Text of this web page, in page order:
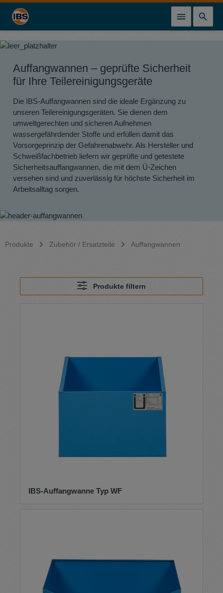
springen
Auffangwannen – geprüfte Sicherheit
für Ihre Teilereinigungsgeräte
Die IBS-Auffangwannen sind die ideale Ergänzung zu
unseren Teilereinigungsgeräten. Sie dienen dem
umweltgerechten und sicheren Aufnehmen
wassergefährdender Stoffe und erfüllen damit das
Vorsorgeprinzip der Gefahrenabwehr. Als Hersteller und
Schweißfachbetrieb liefern wir geprüfte und getestete
Sicherheitsauffangwannen, die mit dem Ü-Zeichen
versehen sind und zuverlässig für höchste Sicherheit im
Arbeitsalltag sorgen.
Produkte Zubehör / Ersatzteile Auffangwannen
Produkte filtern
IBS-Auffangwanne Typ WF